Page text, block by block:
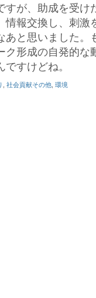
すが、助成を受け
情報交換し、刺激
あと思いました。
ク形成の自発的な
すけどね。
社会貢献その他 環境